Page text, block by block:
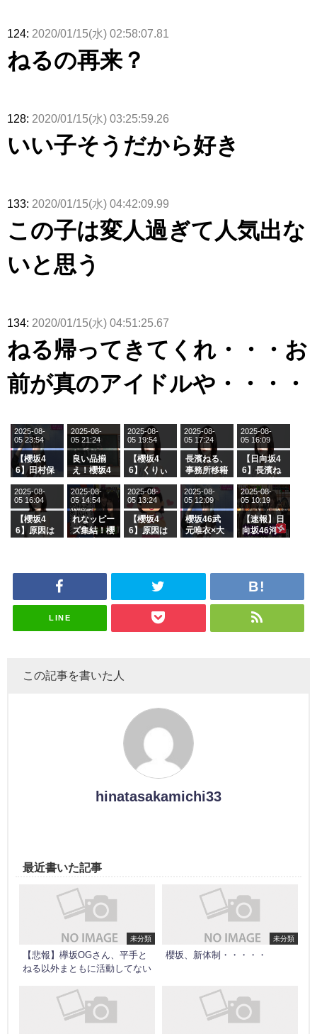
124: 2020/01/15(水) 02:58:07.81
ねるの再来？
128: 2020/01/15(水) 03:25:59.26
いい子そうだから好き
133: 2020/01/15(水) 04:42:09.99
この子は変人過ぎて人気出な
いと思う
134: 2020/01/15(水) 04:51:25.67
ねる帰ってきてくれ・・・お
前が真のアイドルや・・・・
【櫻坂4
6】田村保
ージを脱い
でいた理由
2025-08-
05 23:54
良い品揃
え！櫻坂4
グル『Mak
e or Brea
k』オフィ
シャルグッ
ズ絶賛販売
2025-08-
05 21:24
【櫻坂4
6】くりぃ
の2人を手
玉に取る大
沼晶保【く
りぃむナン
タラ】
2025-08-
05 19:54
長濱ねる、
事務所移籍
属を発表
2025-08-
05 17:24
【日向坂4
6】長濱ね
ら移籍しフ
ラーム所属
に。これで
事務所に所
属している
がこちら
2025-08-
05 16:09
【櫻坂4
6】原因は
ざわつかせ
2025-08-
05 16:04
れなッピー
ズ集結！櫻
「ラヴィッ
スタジオ出
2025-08-
05 14:54
【櫻坂4
6】原因は
ざわつかせ
2025-08-
05 13:24
櫻坂46武
元唯衣×大
さんに恐怖
ナンタラ】
2025-08-
05 12:09
【速報】日
向坂46河
2025-08-
05 10:19
LINE
この記事を書いた人
hinatasakamichi33
最近書いた記事
未分類
【悲報】欅坂OGさん、平手と
ねる以外まともに活動してない
未分類
櫻坂、新体制・・・・・